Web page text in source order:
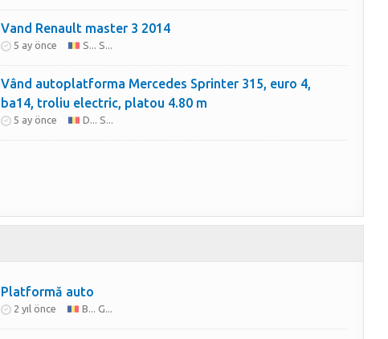
Vand Renault master 3 2014
5 ay önce S... S...
Vând autoplatforma Mercedes Sprinter 315, euro 4,
ba14, troliu electric, platou 4.80 m
5 ay önce D... S...
Platformă auto
2 yıl önce B... G...